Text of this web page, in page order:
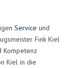
Service und
Fink Kiel
Kompetenz
Kiel in die